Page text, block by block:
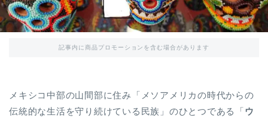
記事内に商品プロモーションを含む場合があります
メキシコ中部の山間部に住み「メソアメリカの時代からの
伝統的な生活を守り続けている民族」のひとつである「ウ